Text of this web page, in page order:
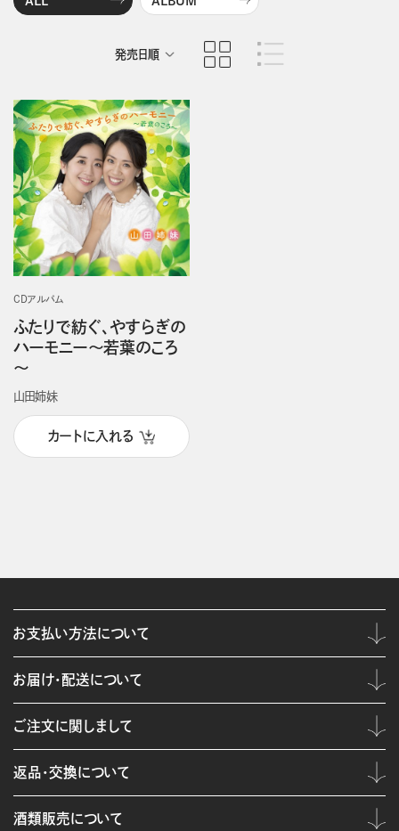
発売日順
CDアルバム
ふたりで紡ぐ、やすらぎの
ハーモニー～若葉のころ
～
山田姉妹
カートに入れる
お支払い方法について
お届け・配送について
ご注文に関しまして
返品・交換について
酒類販売について